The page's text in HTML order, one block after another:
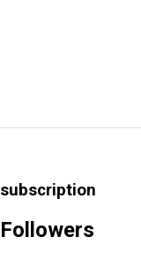
subscription
Followers